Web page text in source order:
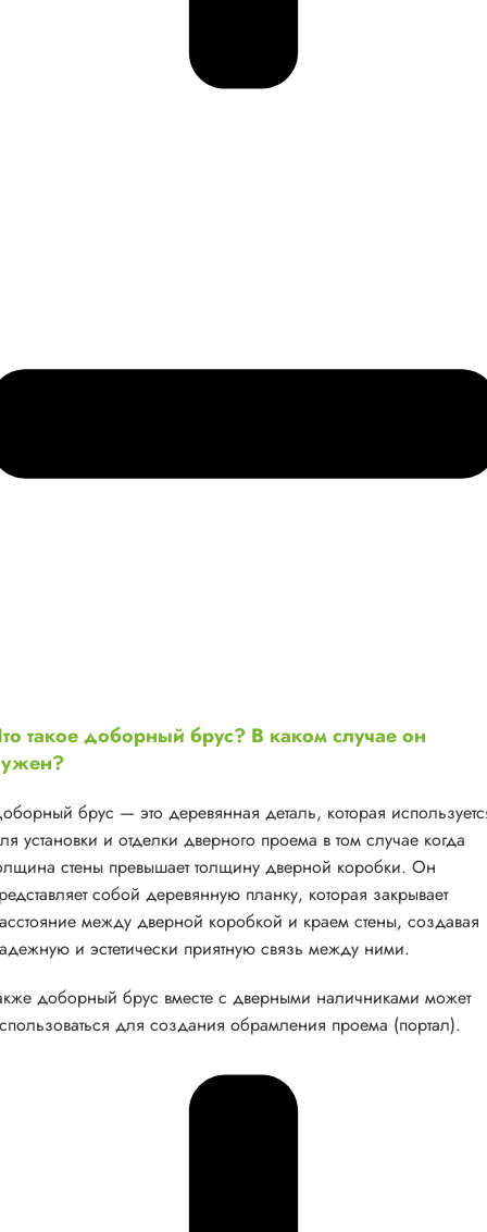
такое доборный брус? В каком случае он
брус — это деревянная деталь, которая
установки и отделки дверного проема в том случае когда
стены превышает толщину дверной коробки. Он
собой деревянную планку, которая закрывает
между дверной коробкой и краем стены, создавая
и эстетически приятную связь между ними.
доборный брус вместе с дверными наличниками может
для создания обрамления проема (портал).